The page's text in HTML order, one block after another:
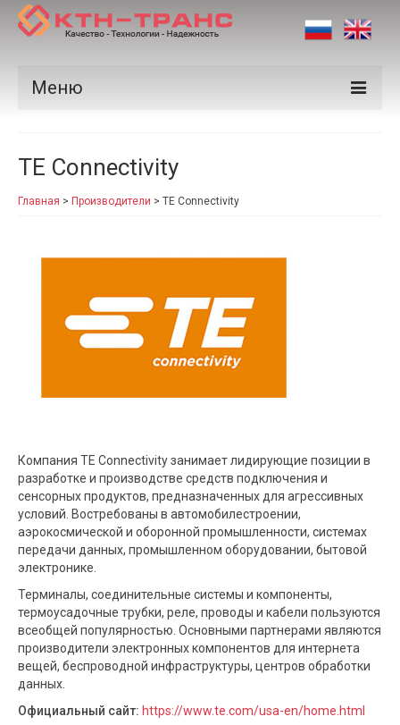
Меню
Производители
Рынки
Контакты
TE Connectivity
Главная > Производители > TE Connectivity
Компания TE Connectivity занимает лидирующие позиции в
разработке и производстве средств подключения и
сенсорных продуктов, предназначенных для агрессивных
условий. Востребованы в автомобилестроении,
аэрокосмической и оборонной промышленности, системах
передачи данных, промышленном оборудовании, бытовой
электронике.
Терминалы, соединительные системы и компоненты,
термоусадочные трубки, реле, проводы и кабели пользуются
всеобщей популярностью. Основными партнерами являются
производители электронных компонентов для интернета
вещей, беспроводной инфраструктуры, центров обработки
данных.
Официальный сайт: https://www.te.com/usa-en/home.html